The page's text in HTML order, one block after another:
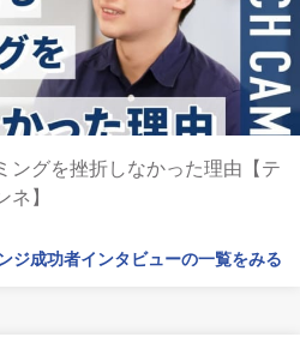
ングを挫折しなかった理由【テ
】
ジ成功者インタビューの一覧をみる